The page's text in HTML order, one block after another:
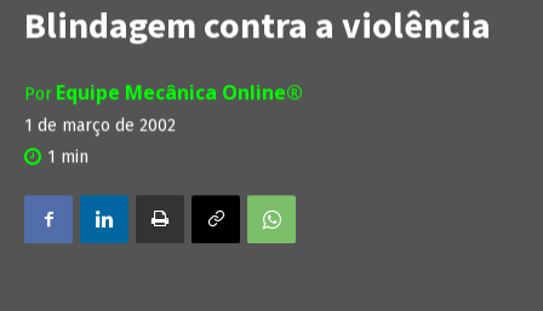
Blindagem contra a violência
Por Equipe Mecânica Online®
1 de março de 2002
1 min